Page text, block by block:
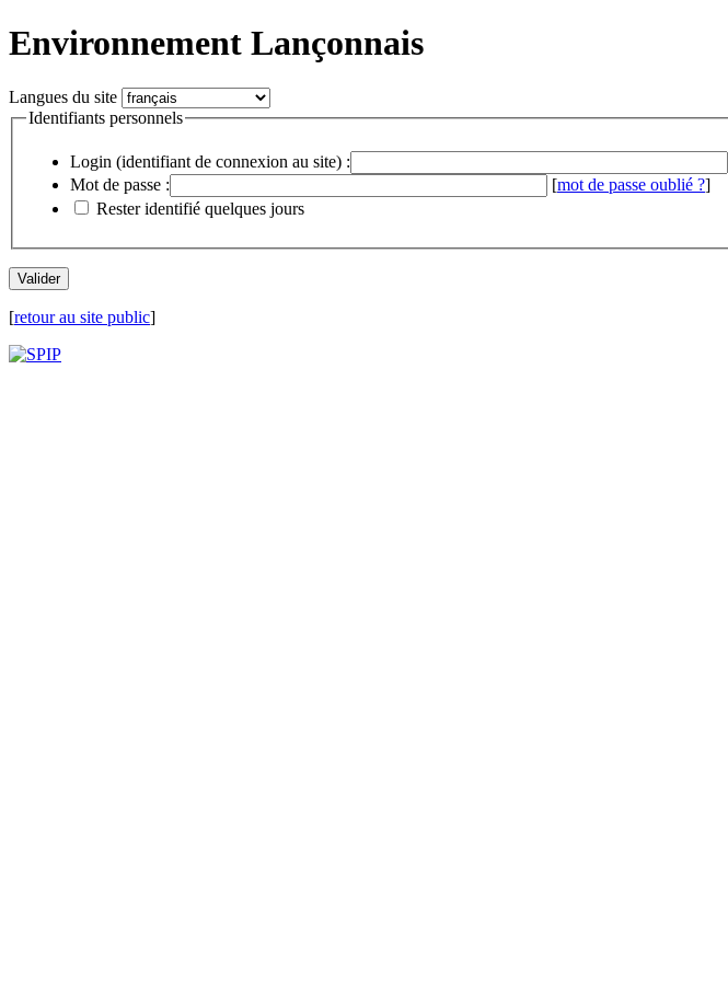
Environnement Lançonnais
Langues du site
Identifiants personnels
Login (identifiant de connexion au site) :
Mot de passe :
[mot de passe oublié ?]
Rester identifié quelques jours
[retour au site public]